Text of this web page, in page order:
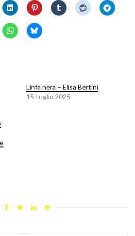
Linfa nera – Elisa Bertini
15 Luglio 2025